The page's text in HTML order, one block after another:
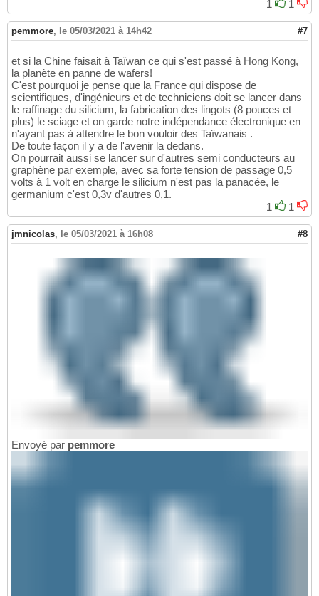
1
1
pemmore, le 05/03/2021 à 14h42 #7
et si la Chine faisait à Taïwan ce qui s'est passé à Hong Kong,
la planète en panne de wafers!
C'est pourquoi je pense que la France qui dispose de
scientifiques, d'ingénieurs et de techniciens doit se lancer dans
le raffinage du silicium, la fabrication des lingots (8 pouces et
plus) le sciage et on garde notre indépendance électronique en
n'ayant pas à attendre le bon vouloir des Taïwanais .
De toute façon il y a de l'avenir la dedans.
On pourrait aussi se lancer sur d'autres semi conducteurs au
graphène par exemple, avec sa forte tension de passage 0,5
volts à 1 volt en charge le silicium n'est pas la panacée, le
germanium c'est 0,3v d'autres 0,1.
1
1
jmnicolas, le 05/03/2021 à 16h08 #8
Envoyé par pemmore